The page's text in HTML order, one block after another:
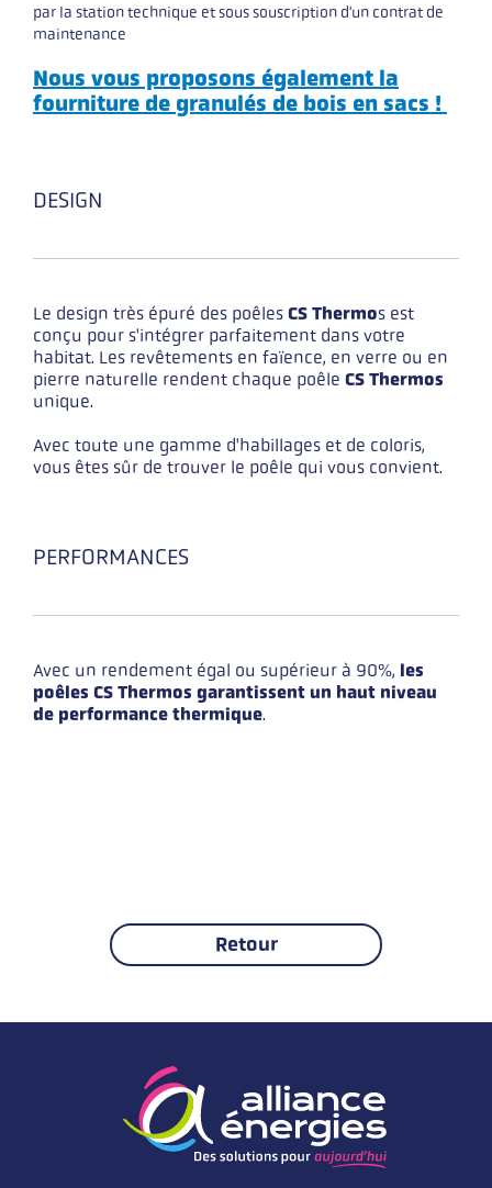
par la station technique et sous souscription d'un contrat de
maintenance
Nous vous proposons également la
fourniture de granulés de bois en sacs !
DESIGN
Le design très épuré des poêles CS Thermos est
conçu pour s'intégrer parfaitement dans votre
habitat. Les revêtements en faïence, en verre ou en
pierre naturelle rendent chaque poêle CS Thermos
unique.
Avec toute une gamme d'habillages et de coloris,
vous êtes sûr de trouver le poêle qui vous convient.
PERFORMANCES
Avec un rendement égal ou supérieur à 90%, les
poêles CS Thermos garantissent un haut niveau
de performance thermique.
Retour